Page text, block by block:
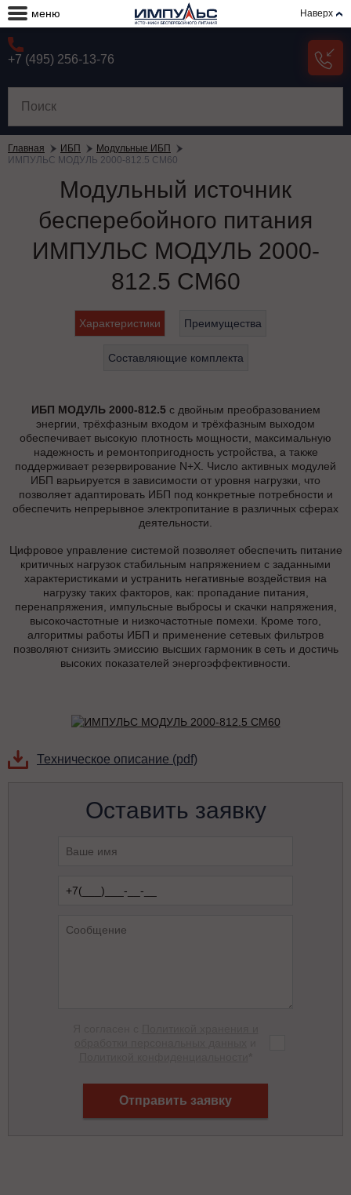
меню Наверх
+7 (495) 256-13-76
Главная ИБП
Модульные ИБП
ИМПУЛЬС МОДУЛЬ 2000-812.5 СМ60
Модульный источник
бесперебойного питания
ИМПУЛЬС МОДУЛЬ 2000-
812.5 СМ60
Характеристики Преимущества
Составляющие комплекта
ИБП МОДУЛЬ 2000-812.5с двойным преобразованием
энергии, трёхфазным входом и трёхфазным выходом
обеспечивает высокую плотность мощности, максимальную
надежность и ремонтопригодность устройства, а также
поддерживает резервирование N+X. Число активных модулей
ИБП варьируется в зависимости от уровня нагрузки, что
позволяет адаптировать ИБП под конкретные потребности и
обеспечить непрерывное электропитание в различных сферах
деятельности.
Цифровое управление системой позволяет обеспечить питание
критичных нагрузок стабильным напряжением с заданными
характеристиками и устранить негативные воздействия на
нагрузку таких факторов, как: пропадание питания,
перенапряжения, импульсные выбросы и скачки напряжения,
высокочастотные и низкочастотные помехи. Кроме того,
алгоритмы работы ИБП и применение сетевых фильтров
позволяют снизить эмиссию высших гармоник в сеть и достичь
высоких показателей энергоэффективности.
Техническое описание (pdf)
Оставить заявку
Отправить заявку